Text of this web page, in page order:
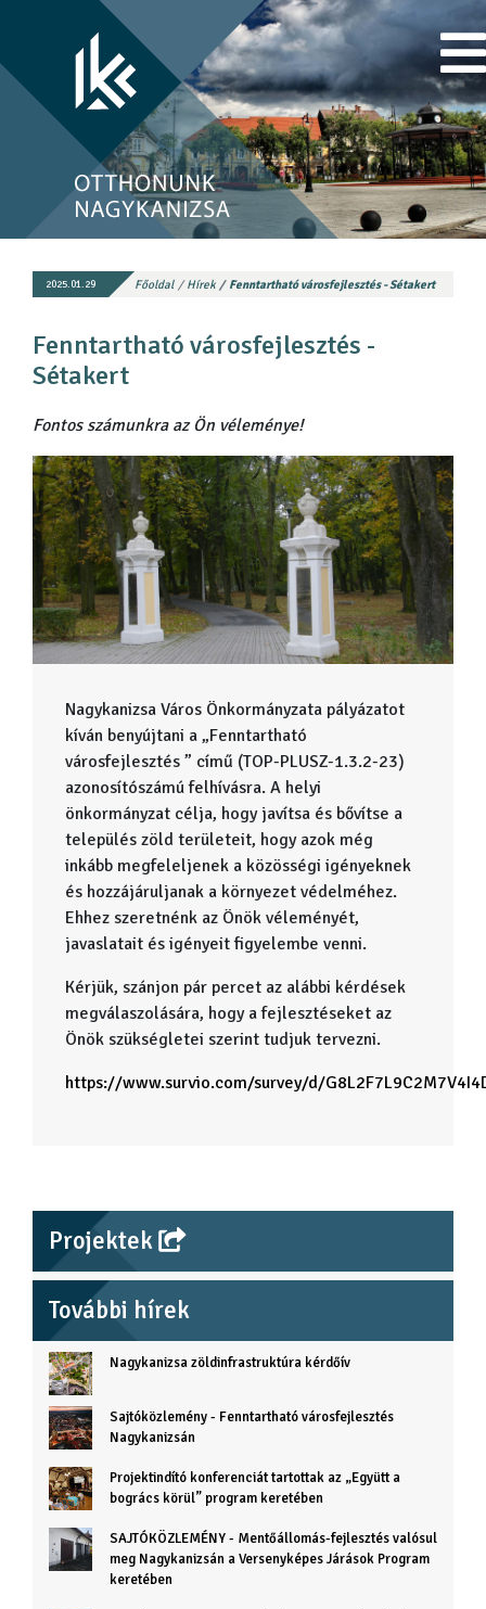
2025.01.29 Főoldal Hírek Fenntartható városfejlesztés - Sétakert
Fenntartható városfejlesztés -
Sétakert
Fontos számunkra az Ön véleménye!
Nagykanizsa Város Önkormányzata pályázatot
kíván benyújtani a „Fenntartható
városfejlesztés ” című (TOP-PLUSZ-1.3.2-23)
azonosítószámú felhívásra. A helyi
önkormányzat célja, hogy javítsa és bővítse a
település zöld területeit, hogy azok még
inkább megfeleljenek a közösségi igényeknek
és hozzájáruljanak a környezet védelméhez.
Ehhez szeretnénk az Önök véleményét,
javaslatait és igényeit figyelembe venni.
Kérjük, szánjon pár percet az alábbi kérdések
megválaszolására, hogy a fejlesztéseket az
Önök szükségletei szerint tudjuk tervezni.
https://www.survio.com/survey/d/
Projektek
További hírek
Nagykanizsa zöldinfrastruktúra kérdőív
Sajtóközlemény - Fenntartható városfejlesztés
Nagykanizsán
Projektindító konferenciát tartottak az „Együtt a
bogrács körül” program keretében
SAJTÓKÖZLEMÉNY - Mentőállomás-fejlesztés valósul
meg Nagykanizsán a Versenyképes Járások Program
keretében